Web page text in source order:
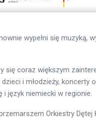
wypełni się muzyką,
się coraz większym
i młodzieży,
język niemiecki w regionie.
Orkiestry Dętej